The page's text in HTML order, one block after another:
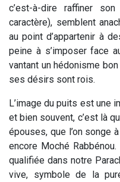
c’est-à-dire raffiner
caractère), semblent
au point d’appartenir à
peine à s’imposer face
vantant un hédonisme
ses désirs sont rois.
L’image du puits est une
et bien souvent, c’est là
épouses, que l’on songe
encore Moché
qualifiée dans notre
vive, symbole de la